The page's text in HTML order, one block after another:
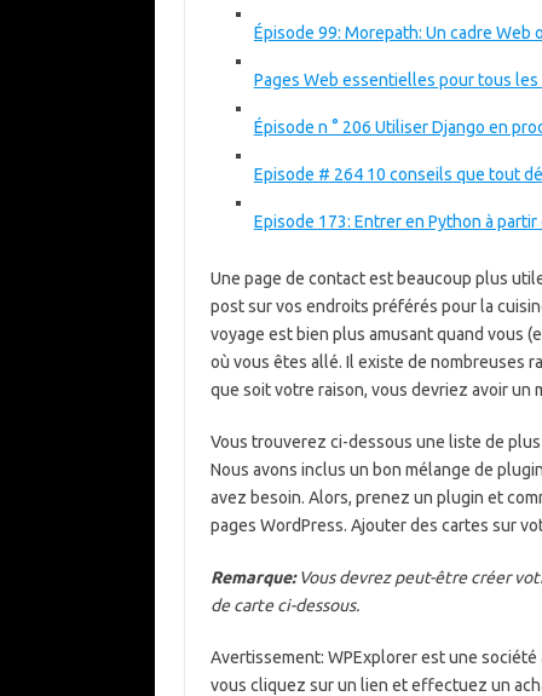
Épisode 99: Morepath: Un cadre Web
Pages Web essentielles pour tous les
Épisode n ° 206 Utiliser Django en
Episode # 264 10 conseils que tout
Episode 173: Entrer en Python à
Une page de contact est beaucoup plus
post sur vos endroits préférés pour la
voyage est bien plus amusant quand vous
où vous êtes allé. Il existe de nombreuses
que soit votre raison, vous devriez avoir un
Vous trouverez ci-dessous une liste de
Nous avons inclus un bon mélange de
avez besoin. Alors, prenez un plugin et
pages WordPress. Ajouter des cartes sur
Remarque:Vous devrez peut-être créer
de carte ci-dessous.
Avertissement: WPExplorer est une
vous cliquez sur un lien et effectuez un